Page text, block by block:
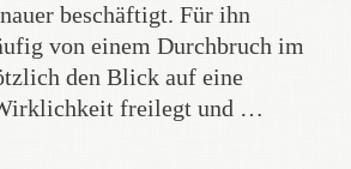
beschäftigt. Für ihn
von einem Durchbruch im
den Blick auf eine
freilegt und …